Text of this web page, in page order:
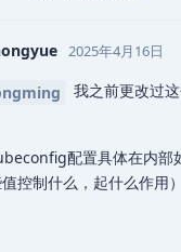
2025年4月16日
我之前更改过
配置具体在内部
控制什么，起什么作用